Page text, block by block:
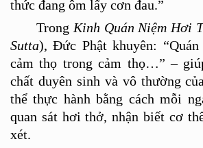
thức đang ôm lấy cơn đau.”
Trong Kinh Quán Niệm Hơi
Sutta), Đức Phật khuyên: “Quán
cảm thọ trong cảm thọ…” –
chất duyên sinh và vô thường
thểthực hành bằng cách mỗi
quan sát hơi thở, nhận biết cơ th
xét.